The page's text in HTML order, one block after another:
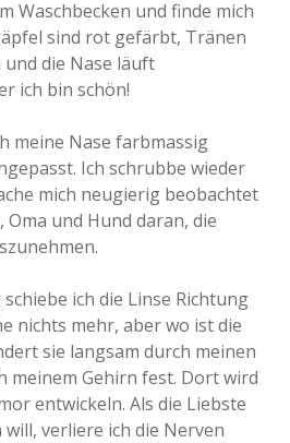
Waschbecken und finde mich
sind rot gefärbt, Tränen
die Nase läuft
ich bin schön!
meine Nase farbmassig
Ich schrubbe wieder
mich neugierig beobachtet
und Hund daran, die
ich die Linse Richtung
nichts mehr, aber wo ist die
sie langsam durch meinen
meinem Gehirn fest. Dort wird
entwickeln. Als die Liebste
verliere ich die Nerven